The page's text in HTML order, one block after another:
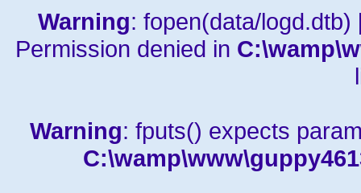
Warning: fopen(data/logd.dtb)
Permission denied in
Warning: fputs() expects